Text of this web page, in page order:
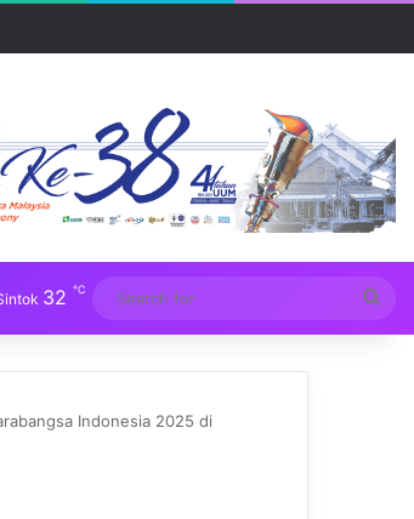
32 ℃
for
Indonesia 2025 di